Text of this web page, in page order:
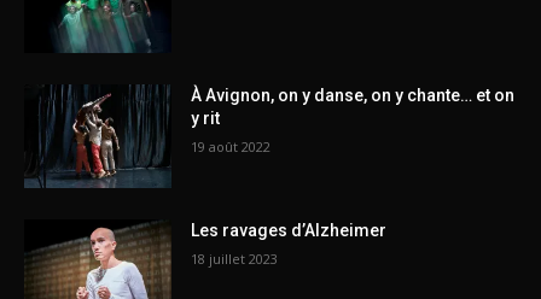
À Avignon, on y danse, on y chante… et on
y rit
19 août 2022
Les ravages d’Alzheimer
18 juillet 2023